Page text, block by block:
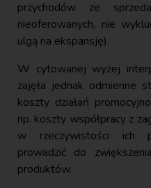
przychodów ze
nieoferowanych, nie
ulgą na ekspansję).
W cytowanej wyżej
zajęła jednak odmienne
koszty działań
np. koszty współpracy z
w rzeczywistości ich
prowadzić do
produktów.